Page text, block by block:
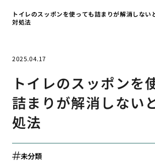
トイレのスッポンを使っても詰まりが解消しない
対処法
2025.04.17
トイレのスッポンを
詰まりが解消しない
処法
未分類